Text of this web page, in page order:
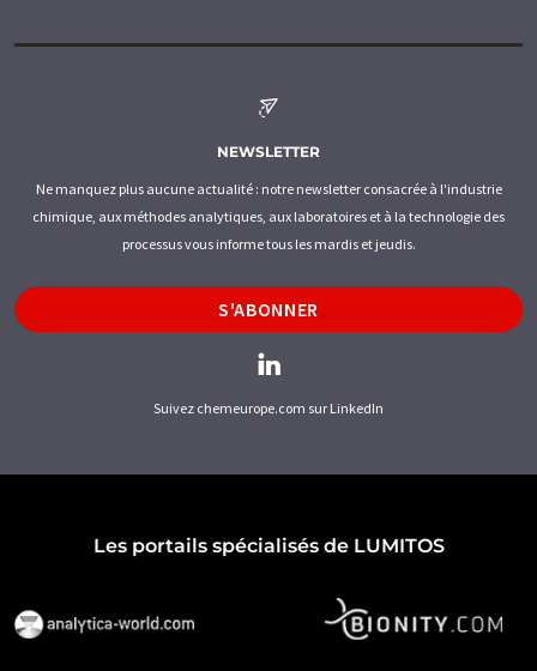
NEWSLETTER
Ne manquez plus aucune actualité : notre newsletter consacrée à l'industrie
chimique, aux méthodes analytiques, aux laboratoires et à la technologie des
processus vous informe tous les mardis et jeudis.
S'ABONNER
Suivez chemeurope.com sur LinkedIn
Les portails spécialisés de LUMITOS